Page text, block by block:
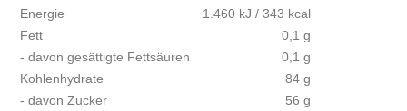
Energie
1.460 kJ / 343 kcal
Fett
0,1 g
- davon gesättigte Fettsäuren
0,1 g
Kohlenhydrate
84 g
- davon Zucker
56 g